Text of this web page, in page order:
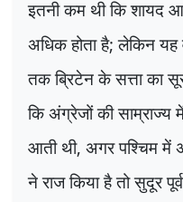
इतनी कम थी कि शायद
अधिक होता है;लेकिन यह
तक ब्रिटेन के सत्ता का
कि अंग्रेजों की
आती थी, अगर पश्चिम में
ने राज किया है तो सुदूर